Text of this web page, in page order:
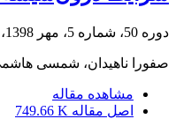
دوره 50، شماره 5، مهر 1398، صفحه
صفورا ناهیدان، شمسی
مشاهده مقاله
اصل مقاله 749.66 K